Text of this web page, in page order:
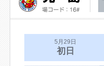
5月29日
初日